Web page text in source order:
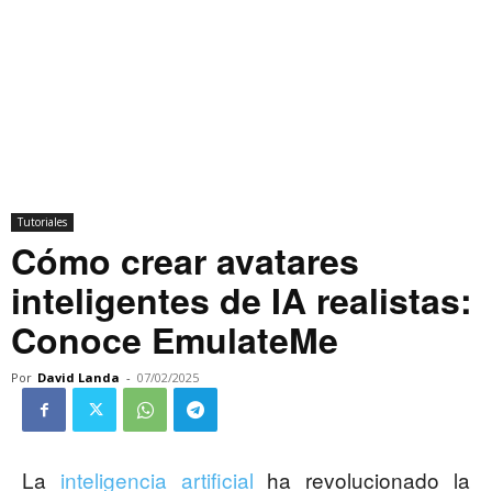
Tutoriales
Cómo crear avatares
inteligentes de IA realistas:
Conoce EmulateMe
Por David Landa - 07/02/2025
La inteligencia artificial ha revolucionado la